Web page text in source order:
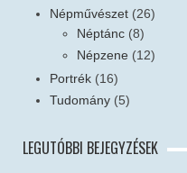
Népművészet (26)
Néptánc (8)
Népzene (12)
Portrék (16)
Tudomány (5)
LEGUTÓBBI BEJEGYZÉSEK